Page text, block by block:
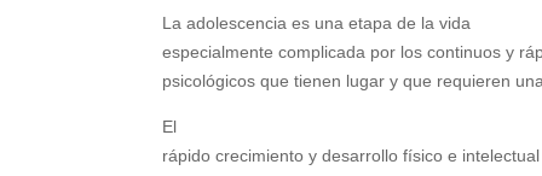
La adolescencia es una etapa de la vida
especialmente complicada por los continuos y
psicológicos que tienen lugar y que requieren
El
rápido crecimiento y desarrollo físico e